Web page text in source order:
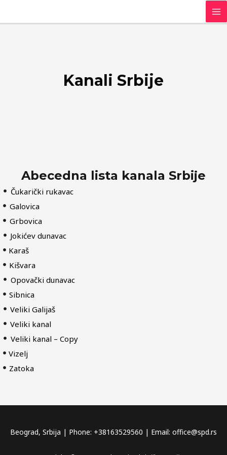
Kanali Srbije
Abecedna lista kanala Srbije
Čukarički rukavac
Galovica
Grbovica
Jokićev dunavac
Karaš
Kišvara
Opovački dunavac
Sibnica
Veliki Galijaš
Veliki kanal
Veliki kanal – Copy
Vizelj
Zatoka
Beograd, Srbija | Phone: +38163529560 | Email: office@spd.rs